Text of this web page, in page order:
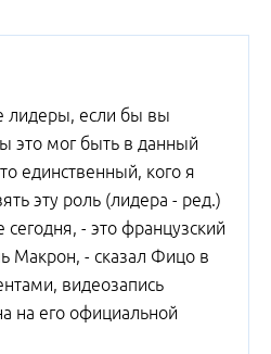
лидеры, если бы вы
это мог быть в данный
единственный, кого я
эту роль (лидера - ред.)
- это французский
Макрон, - сказал Фицо в
видеозапись
на его официальной